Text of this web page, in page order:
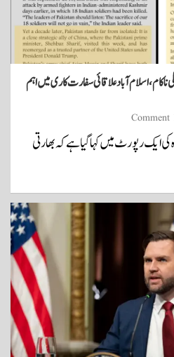
ناکام، اسلام آباد علاقائی سفارت کاری میں اہم
کی ایک رپورٹ میں کہا گیا ہے کہ بھارتی